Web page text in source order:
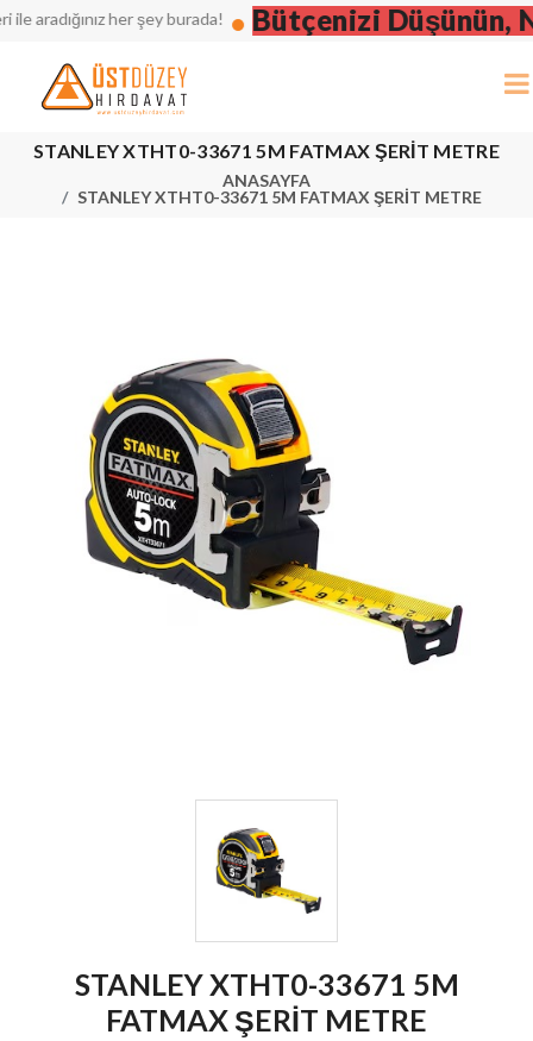
her şey burada! Bütçenizi Düşünün,
STANLEY XTHT0-33671 5M FATMAX ŞERİT METRE
ANASAYFA
STANLEY XTHT0-33671 5M FATMAX ŞERİT METRE
STANLEY XTHT0-33671 5M
FATMAX ŞERİT METRE